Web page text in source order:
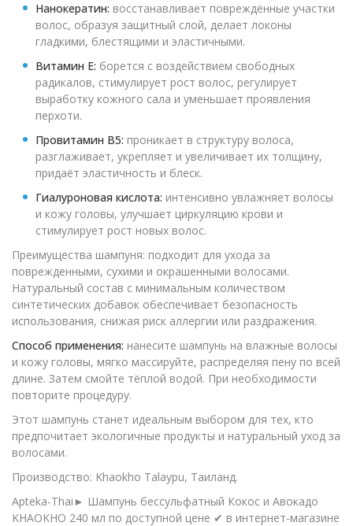
Нанокератин: восстанавливает повреждённые участки
волос, образуя защитный слой, делает локоны
гладкими, блестящими и эластичными.
Витамин Е: борется с воздействием свободных
радикалов, стимулирует рост волос, регулирует
выработку кожного сала и уменьшает проявления
перхоти.
Провитамин В5: проникает в структуру волоса,
разглаживает, укрепляет и увеличивает их толщину,
придаёт эластичность и блеск.
Гиалуроновая кислота: интенсивно увлажняет волосы
и кожу головы, улучшает циркуляцию крови и
стимулирует рост новых волос.
Преимущества шампуня: подходит для ухода за
поврежденными, сухими и окрашенными волосами.
Натуральный состав с минимальным количеством
синтетических добавок обеспечивает безопасность
использования, снижая риск аллергии или раздражения.
Способ применения: нанесите шампунь на влажные волосы
и кожу головы, мягко массируйте, распределяя пену по всей
длине. Затем смойте тёплой водой. При необходимости
повторите процедуру.
Этот шампунь станет идеальным выбором для тех, кто
предпочитает экологичные продукты и натуральный уход за
волосами.
Производство: Khaokho Talaypu, Таиланд.
Apteka-Thai► Шампунь бессульфатный Кокос и Авокадо
KHAOKHO 240 мл по доступной цене ✔ в интернет-магазине